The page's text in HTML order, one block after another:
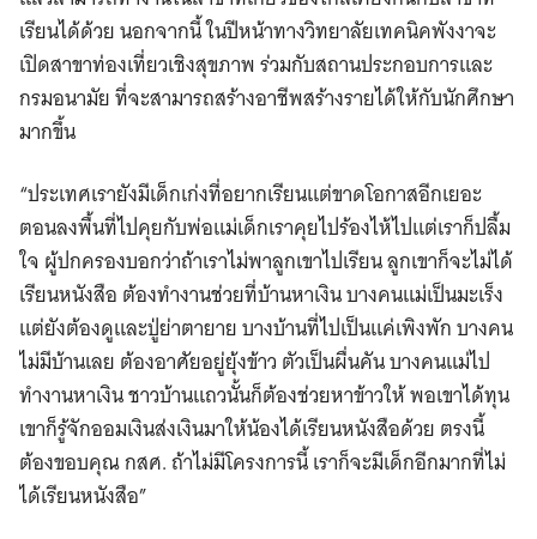
เรียนได้ด้วย นอกจากนี้ ในปีหน้าทางวิทยาลัยเทคนิคพังงาจะ
เปิดสาขาท่องเที่ยวเชิงสุขภาพ ร่วมกับสถานประกอบการและ
กรมอนามัย ที่จะสามารถสร้างอาชีพสร้างรายได้ให้กับนักศึกษา
มากขึ้น ​
“ประเทศเรายังมีเด็กเก่งที่อยากเรียนแต่ขาดโอกาสอีกเยอะ
ตอนลงพื้นที่ไปคุยกับพ่อแม่เด็กเราคุยไปร้องไห้ไปแต่เราก็ปลื้ม
ใจ ผู้ปกครองบอกว่าถ้าเราไม่พาลูกเขาไปเรียน ลูกเขาก็จะไม่ได้
เรียนหนังสือ ต้องทำงานช่วยที่บ้านหาเงิน บางคนแม่เป็นมะเร็ง
แต่ยังต้องดูและปู่ย่าตายาย บางบ้านที่ไปเป็นแค่เพิงพัก บางคน
ไม่มีบ้านเลย ต้องอาศัยอยู่ยุ้งข้าว ตัวเป็นผื่นคัน บางคนแม่ไป
ทำงานหาเงิน ชาวบ้านแถวนั้นก็ต้องช่วยหาข้าวให้ พอเขาได้ทุน
เขาก็รู้จักออมเงินส่งเงินมาให้น้องได้เรียนหนังสือด้วย ตรงนี้
ต้องขอบคุณ กสศ. ถ้าไม่มีโครงการนี้ เราก็จะมีเด็กอีกมากที่ไม่
ได้เรียนหนังสือ”